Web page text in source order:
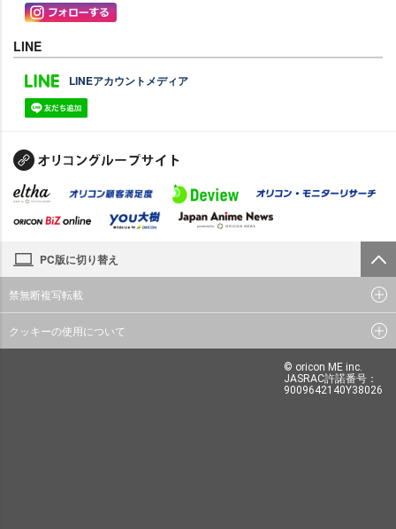
LINE
LINEアカウントメディア
PC版に切り替え
禁無断複写転載
クッキーの使用について
© oricon ME inc.
JASRAC許諾番号：
9009642140Y38026